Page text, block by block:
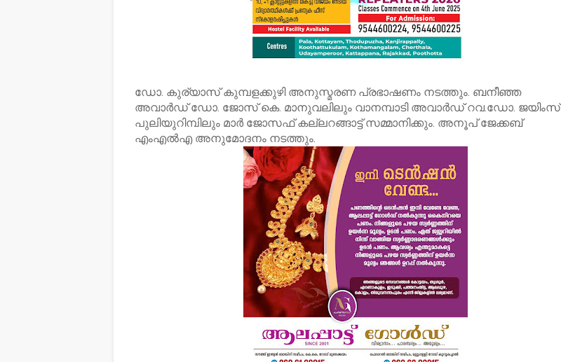
ഡോ. കുര്യാസ് കുമ്പളക്കുഴി അനുസ്മരണ പ്രഭാഷണം നടത്തും. ബനീഞ്ഞ
അവാര്‍ഡ് ഡോ. ജോസ് കെ. മാനുവലിലും വാനമ്പാടി അവാര്‍ഡ് റവ.ഡോ. ജയിംസ്
പുലിയുറിമ്പിലും മാര്‍ ജോസഫ് കല്ലറങ്ങാട്ട് സമ്മാനിക്കും. അനൂപ് ജേക്കബ്
എംഎല്‍എ അനുമോദനം നടത്തും.